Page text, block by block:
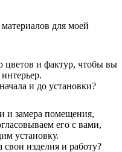
для моей
и фактур, чтобы вы
и до установки?
и замера помещения,
его с вами,
установку.
изделия и работу?